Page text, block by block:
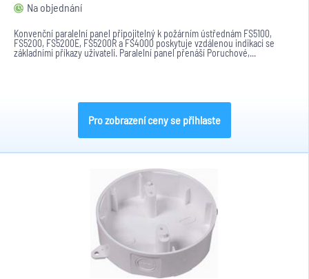
Na objednání
Konvenční paralelní panel připojitelný k požárním ústřednám FS5100,
FS5200, FS5200E, FS5200R a FS4000 poskytuje vzdálenou indikaci se
základními příkazy uživateli. Paralelní panel přenáší Poruchové,...
Pro zobrazení ceny se přihlaste